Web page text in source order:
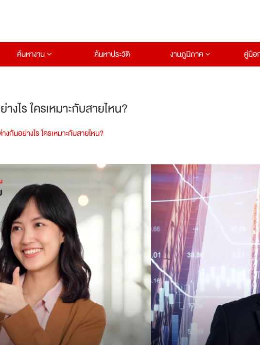
ค้นหางาน ค้นหาประวัติ งานภูมิภาค คู่มือ
ไร ใครเหมาะกับสายไหน?
กันอย่างไร ใครเหมาะกับสายไหน?